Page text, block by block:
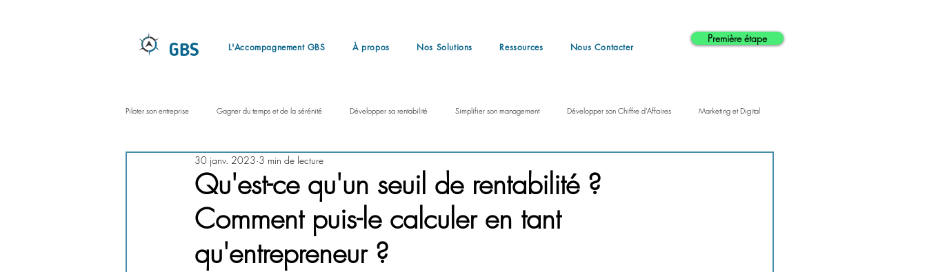
GBS L'Accompagnement GBS À propos Nos Solutions Ressources Nous Contacter
Première étape
Piloter son entreprise Gagner du temps et de la sérénité Développer sa rentabilité Simplifier son management Développer son Chiffre d'Affaires Marketing et Digital
Qu'est-ce qu'un seuil de rentabilité ?
Comment puis-le calculer en tant
qu'entrepreneur ?
30 janv. 2023 3 min de lecture